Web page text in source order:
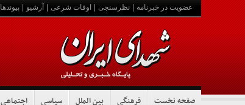
عضویت در خبرنامه نظرسنجی اوقات شرعی آرشیو پیوندها
صفحه نخست فرهنگی بین الملل سیاسی اجتماعی